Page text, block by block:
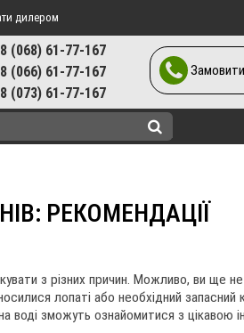
дилером
(068) 61-77-167
(066) 61-77-167
(073) 61-77-167
РЕКОМЕНДАЦІЇ
з різних причин. Можливо, ви ще не
лопаті або необхідний запасний
воді зможуть ознайомитися з цікавою